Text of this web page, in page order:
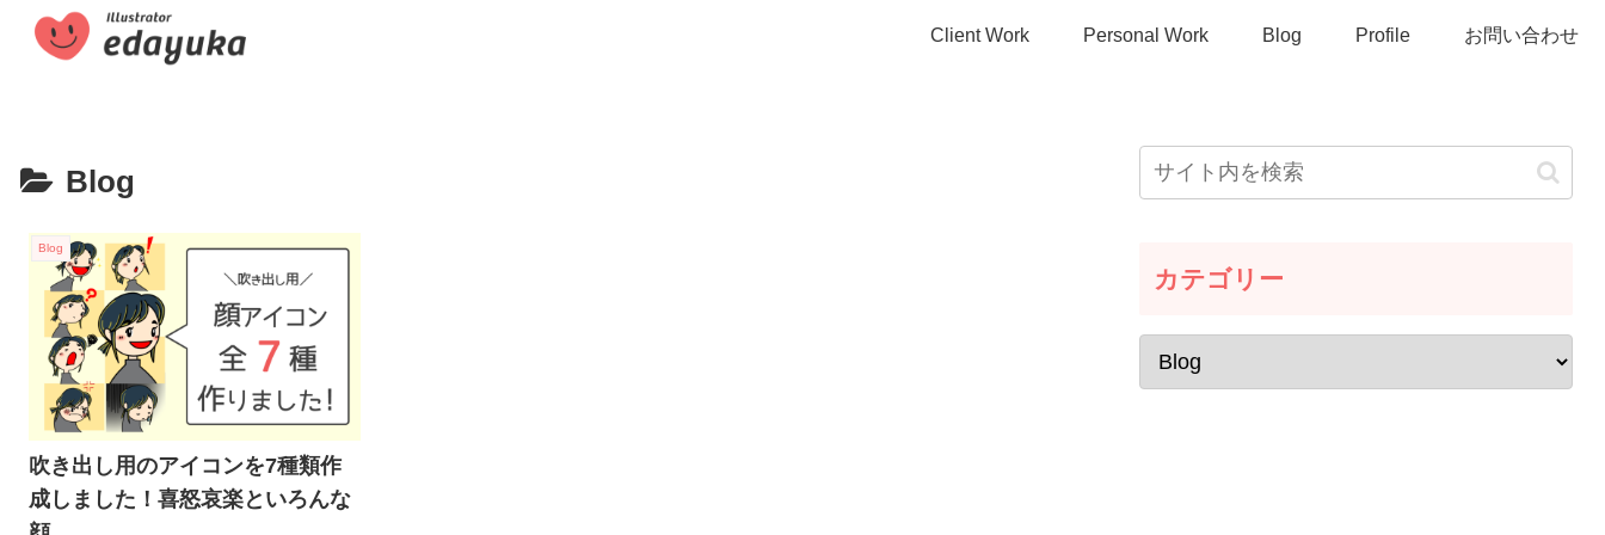
Client Work Personal Work Blog Profile お問い合わせ
Blog
Blog
吹き出し用のアイコンを7種類作
成しました！喜怒哀楽といろんな
カテゴリー